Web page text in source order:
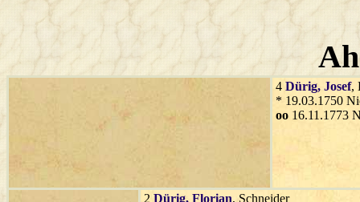
4 Dürig, Josef,
* 19.03.1750
oo 16.11.1773
2 Dürig, Florian, Schneider